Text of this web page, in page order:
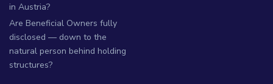
in Austria?
Are Beneficial Owners fully
disclosed — down to the
natural person behind holding
structures?